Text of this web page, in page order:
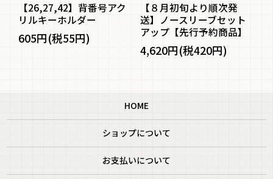
【26,27,42】背番号アク
リルキーホルダー
605円(税55円)
【８月初旬より順次発
送】ノースリーブセット
アップ【先行予約商品】
4,620円(税420円)
HOME
ショップについて
お支払いについて